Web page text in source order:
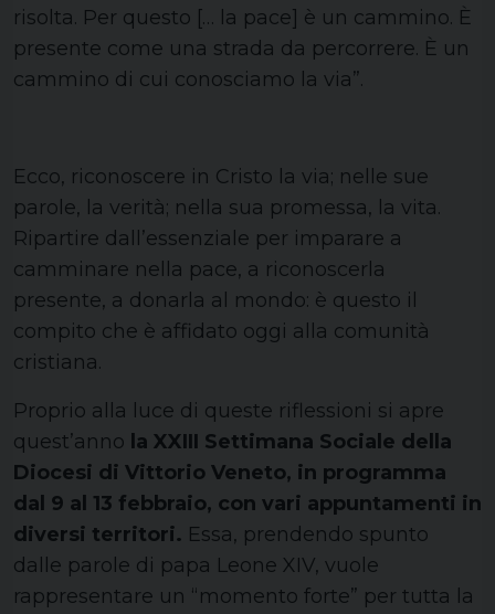
risolta. Per questo [… la pace] è un cammino. È
presente come una strada da percorrere. È un
cammino di cui conosciamo la via”.
Ecco, riconoscere in Cristo la via; nelle sue
parole, la verità; nella sua promessa, la vita.
Ripartire dall’essenziale per imparare a
camminare nella pace, a riconoscerla
presente, a donarla al mondo: è questo il
compito che è affidato oggi alla comunità
cristiana.
Proprio alla luce di queste riflessioni si apre
quest’anno la XXIII Settimana Sociale della
Diocesi di Vittorio Veneto, in programma
dal 9 al 13 febbraio, con vari appuntamenti in
diversi territori. Essa, prendendo spunto
dalle parole di papa Leone XIV, vuole
rappresentare un “momento forte” per tutta la